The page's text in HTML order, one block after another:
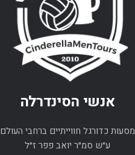
אנשי הסינדרלה
מסעות כדורגל חווייתיים ברחבי העולם
ע״ש סמ״ר יואב פפר ז״ל